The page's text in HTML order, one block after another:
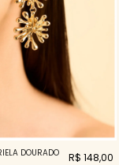
DOURADO R$ 148,00